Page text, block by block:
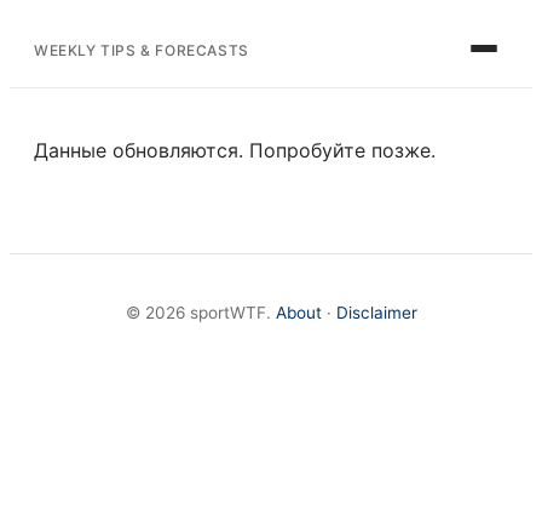
WEEKLY TIPS & FORECASTS
Данные обновляются. Попробуйте позже.
© 2026 sportWTF. About· Disclaimer